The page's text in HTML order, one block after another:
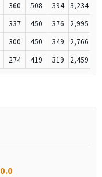
360 508 394
3,234
337 450 376
2,995
300 450 349
2,766
274 419 319 2,459
0.0